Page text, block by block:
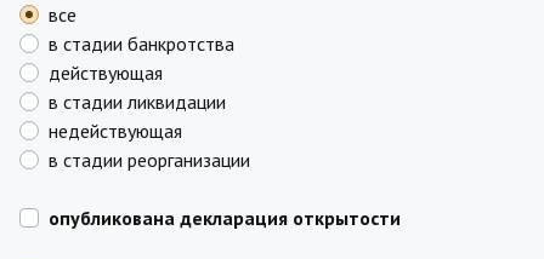
все
в стадии банкротства
действующая
в стадии ликвидации
недействующая
в стадии реорганизации
опубликована декларация открытости